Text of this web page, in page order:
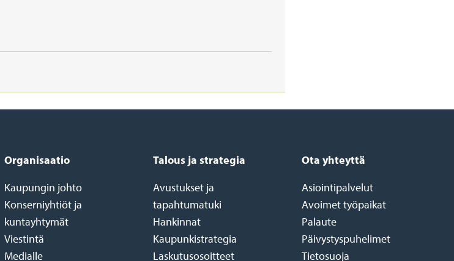
Organisaatio
Kaupungin johto
Konserniyhtiöt ja
kuntayhtymät
Viestintä
Medialle
Talous ja strategia
Avustukset ja
tapahtumatuki
Hankinnat
Kaupunkistrategia
Laskutusosoitteet
Ota yhteyttä
Asiointipalvelut
Avoimet työpaikat
Palaute
Päivystyspuhelimet
Tietosuoja